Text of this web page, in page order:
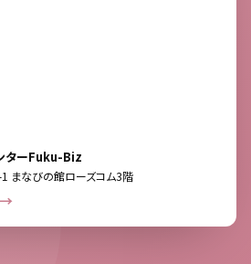
ターFuku-Biz
まなびの館ローズコム3階
→